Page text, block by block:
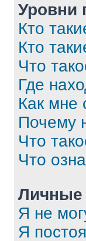
Уровни
Кто
Кто
Что
Где
Как мне
Почему
Что
Что
Личные
Я не
Я